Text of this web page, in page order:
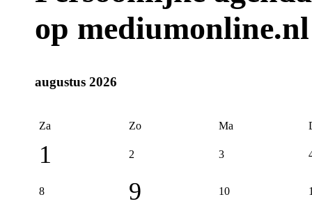
op mediumonline.nl
augustus 2026
Za Zo Ma
1 2 3
8 9 10